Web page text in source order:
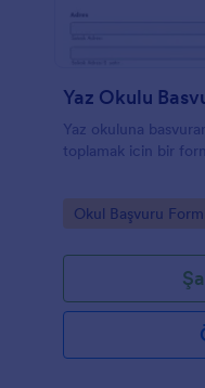
Yaz Okulu
Yaz okuluna
toplamak icin bir
Go to Category:
Okul Başvuru